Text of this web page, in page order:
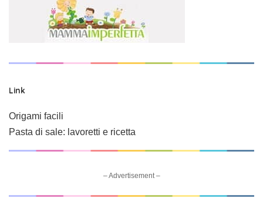
Link
Origami facili
Pasta di sale: lavoretti e ricetta
– Advertisement –